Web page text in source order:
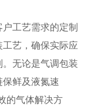
工艺需求的定制
艺，确保实际应
无论是气调包装
保鲜及液氮速
的气体解决方